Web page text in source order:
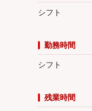
シフト
勤務時間
シフト
残業時間